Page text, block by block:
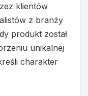
klientów
z branży
produkt został
unikalnej
charakter